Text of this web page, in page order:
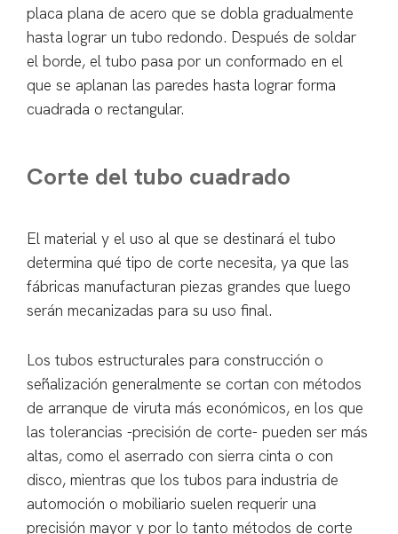
placa plana de acero que se dobla gradualmente
hasta lograr un tubo redondo. Después de soldar
el borde, el tubo pasa por un conformado en el
que se aplanan las paredes hasta lograr forma
cuadrada o rectangular.
Corte del tubo cuadrado
El material y el uso al que se destinará el tubo
determina qué tipo de corte necesita, ya que las
fábricas manufacturan piezas grandes que luego
serán mecanizadas para su uso final.
Los tubos estructurales para construcción o
señalización generalmente se cortan con métodos
de arranque de viruta más económicos, en los que
las tolerancias -precisión de corte- pueden ser más
altas, como el aserrado con sierra cinta o con
disco, mientras que los tubos para industria de
automoción o mobiliario suelen requerir una
precisión mayor y por lo tanto métodos de corte